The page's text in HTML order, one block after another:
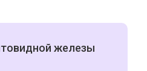
железы